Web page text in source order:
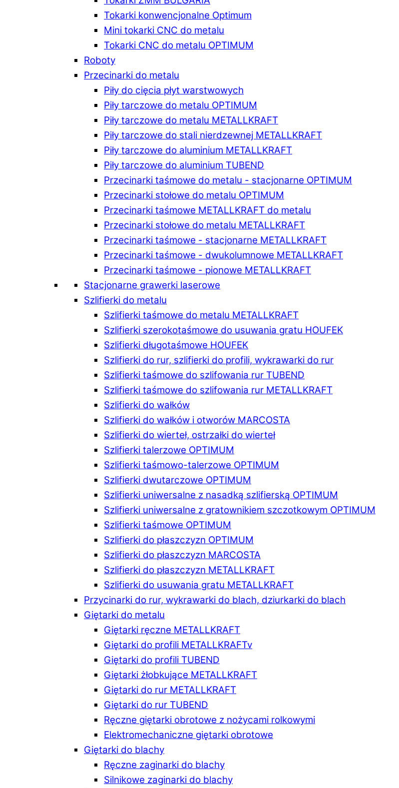
Tokarki konwencjonalne Optimum
Mini tokarki CNC do metalu
Tokarki CNC do metalu OPTIMUM
Roboty
Przecinarki do metalu
Piły do cięcia płyt warstwowych
Piły tarczowe do metalu OPTIMUM
Piły tarczowe do metalu METALLKRAFT
Piły tarczowe do stali nierdzewnej METALLKRAFT
Piły tarczowe do aluminium METALLKRAFT
Piły tarczowe do aluminium TUBEND
Przecinarki taśmowe do metalu - stacjonarne OPTIMUM
Przecinarki stołowe do metalu OPTIMUM
Przecinarki taśmowe METALLKRAFT do metalu
Przecinarki stołowe do metalu METALLKRAFT
Przecinarki taśmowe - stacjonarne METALLKRAFT
Przecinarki taśmowe - dwukolumnowe METALLKRAFT
Przecinarki taśmowe - pionowe METALLKRAFT
Stacjonarne grawerki laserowe
Szlifierki do metalu
Szlifierki taśmowe do metalu METALLKRAFT
Szlifierki szerokotaśmowe do usuwania gratu HOUFEK
Szlifierki długotaśmowe HOUFEK
Szlifierki do rur, szlifierki do profili, wykrawarki do rur
Szlifierki taśmowe do szlifowania rur TUBEND
Szlifierki taśmowe do szlifowania rur METALLKRAFT
Szlifierki do wałków
Szlifierki do wałków i otworów MARCOSTA
Szlifierki do wierteł, ostrzałki do wierteł
Szlifierki talerzowe OPTIMUM
Szlifierki taśmowo-talerzowe OPTIMUM
Szlifierki dwutarczowe OPTIMUM
Szlifierki uniwersalne z nasadką szlifierską OPTIMUM
Szlifierki uniwersalne z gratownikiem szczotkowym OPTIMUM
Szlifierki taśmowe OPTIMUM
Szlifierki do płaszczyzn OPTIMUM
Szlifierki do płaszczyzn MARCOSTA
Szlifierki do płaszczyzn METALLKRAFT
Szlifierki do usuwania gratu METALLKRAFT
Przycinarki do rur, wykrawarki do blach, dziurkarki do blach
Giętarki do metalu
Giętarki ręczne METALLKRAFT
Giętarki do profili METALLKRAFTv
Giętarki do profili TUBEND
Giętarki żłobkujące METALLKRAFT
Giętarki do rur METALLKRAFT
Giętarki do rur TUBEND
Ręczne giętarki obrotowe z nożycami rolkowymi
Elektromechaniczne giętarki obrotowe
Giętarki do blachy
Ręczne zaginarki do blachy
Silnikowe zaginarki do blachy